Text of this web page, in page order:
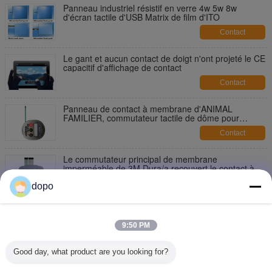
Panneau industriel résistif en verre 4w 5w 8w
d'écran tactile d'USB Matrix de film d'ITO
Contact
Le gant et aucun contact de doigt n'ont projeté le CE
capacitif d'affichage de contact
Contact
Panneau de contact à membrane d'ANIMAL
FAMILIER, commutateur tactile de dôme pour
Contact
Le commutateur principal de membrane
imperméable de 3M Dura/a recouvert le contact à
silicone en caoutchouc de contact à membrane pour
Le panneau tactile de contact à membrane de carte
dopo
9:50 PM
Good day, what product are you looking for?